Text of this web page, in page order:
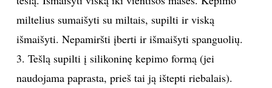
RECEPTAI
NELAIMĖS
miltelius sumaišyti su miltais, supilti ir viską
išmaišyti. Nepamiršti įberti ir išmaišyti spanguolių.
3. Tešlą supilti į silikoninę kepimo formą (jei
naudojama paprasta, prieš tai ją ištepti riebalais).